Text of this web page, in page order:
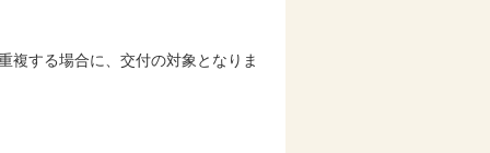
する場合に、交付の対象となりま